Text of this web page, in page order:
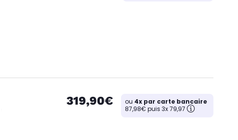
319,90€ ou 4x par carte bancaire
87,98€ puis 3x 79,97